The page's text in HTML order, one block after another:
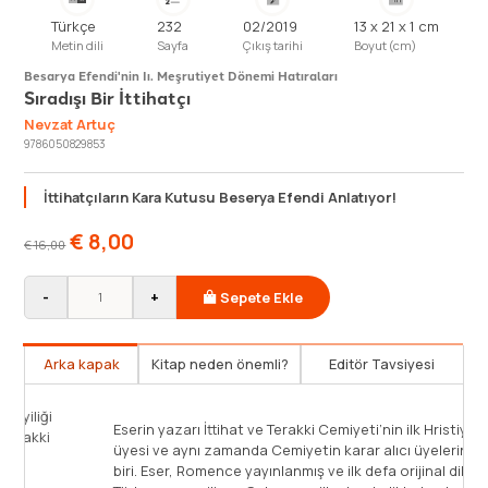
Türkçe
Metin dili
232
Sayfa
02/2019
Çıkış tarihi
13 x 21 x 1 cm
Boyut (cm)
Besarya Efendi'nin Iı. Meşrutiyet Dönemi Hatıraları
Sıradışı Bir İttihatçı
Nevzat Artuç
9786050829853
İttihatçıların Kara Kutusu Beserya Efendi Anlatıyor!
€16,00 € 8,00
- + Sepete Ekle
Arka kapak Kitap neden önemli? Editör Tavsiyesi
N. Besarya büyük riskler alarak, kendi toplumunun iyiliği
ve Türklere rağmen yeni bir Türkiye için İttihat ve Terakki
Cemiyeti’ne üye oldu.
Nicolae Iorga Makedonya doğumlu bir Romen olan
üyesi
biri.